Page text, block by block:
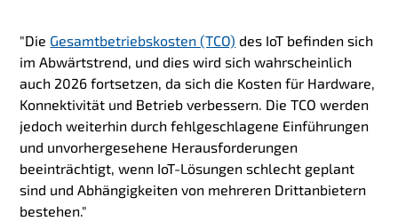
"Die Gesamtbetriebskosten (TCO) des IoT befinden sich
im Abwärtstrend, und dies wird sich wahrscheinlich
auch 2026 fortsetzen, da sich die Kosten für Hardware,
Konnektivität und Betrieb verbessern. Die TCO werden
jedoch weiterhin durch fehlgeschlagene Einführungen
und unvorhergesehene Herausforderungen
beeinträchtigt, wenn IoT-Lösungen schlecht geplant
sind und Abhängigkeiten von mehreren Drittanbietern
bestehen."